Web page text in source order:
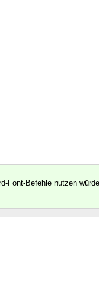
Font-Befehle nutzen